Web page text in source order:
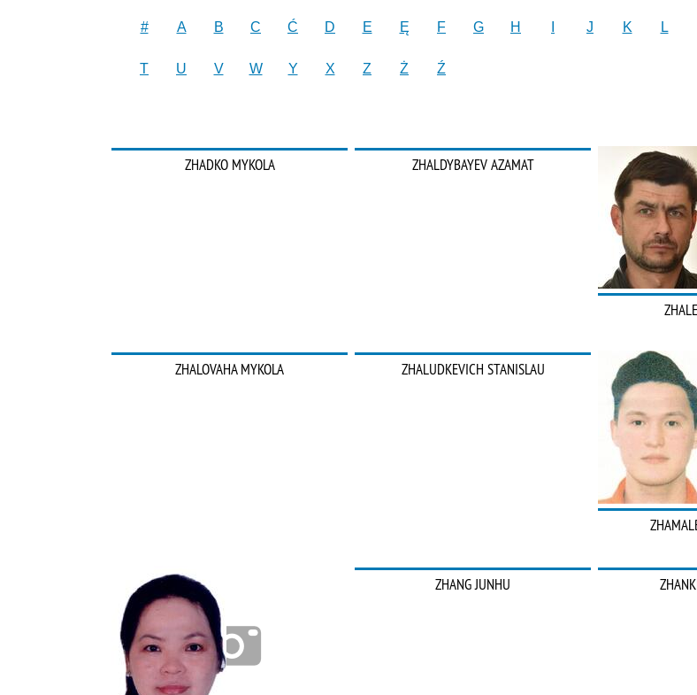
# A B C Ć D E Ę F G H J K L
T U V W Y X Z Ż Ź
ZHADKO MYKOLA ZHALDYBAYEV AZAMAT
ZHALOVAHA MYKOLA ZHALUDKEVICH STANISLAU
ZHANG JUNHU